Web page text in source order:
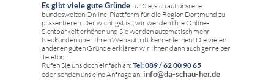
Es gibt viele gute Gründe für Sie, sich auf unsrere
bundesweiten Online-Plattform für die Region Dortmund zu
präsentieren. Der wichtigst ist, wir werden Ihre Online-
Sichtbarkeit erhöhen und Sie werden automatisch mehr
Neukunden über Ihren Webauftritt kennenlernen! Die vielen
anderen guten Gründe erklären wir Ihnen dann auch gerne per
Telefon.
Rufen Sie uns doch einfach an: Tel: 089 / 62 00 90 65
oder senden uns eine Anfrage an: info@da-schau-her.de